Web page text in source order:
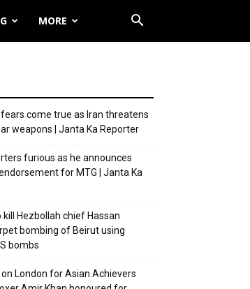
MORE
fears come true as Iran threatens
weapons | Janta Ka Reporter
furious as he announces
for MTG | Janta Ka
kill Hezbollah chief Hassan
bombing of Beirut using
bombs
London for Asian Achievers